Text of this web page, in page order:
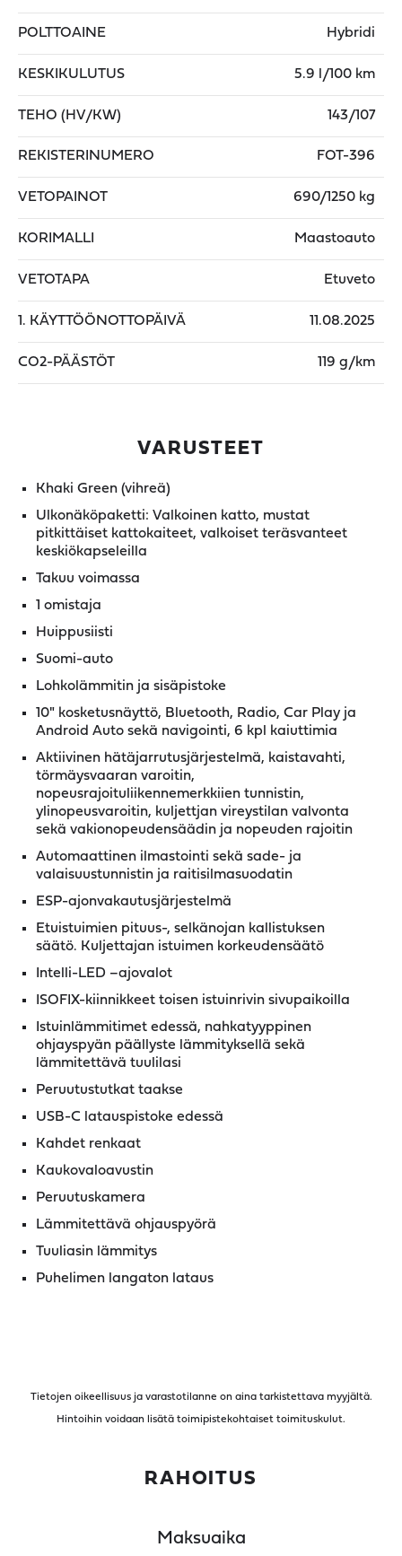
POLTTOAINE Hybridi
KESKIKULUTUS 5.9 l/100 km
TEHO (HV/KW) 143/107
REKISTERINUMERO FOT-396
VETOPAINOT 690/1250 kg
KORIMALLI Maastoauto
VETOTAPA Etuveto
1. KÄYTTÖÖNOTTOPÄIVÄ 11.08.2025
CO2-PÄÄSTÖT 119 g/km
VARUSTEET
Khaki Green (vihreä)
Ulkonäköpaketti: Valkoinen katto, mustat
pitkittäiset kattokaiteet, valkoiset teräsvanteet
keskiökapseleilla
Takuu voimassa
1 omistaja
Huippusiisti
Suomi-auto
Lohkolämmitin ja sisäpistoke
10" kosketusnäyttö, Bluetooth, Radio, Car Play ja
Android Auto sekä navigointi, 6 kpl kaiuttimia
Aktiivinen hätäjarrutusjärjestelmä, kaistavahti,
törmäysvaaran varoitin,
nopeusrajoituliikennemerkkiien tunnistin,
ylinopeusvaroitin, kuljettjan vireystilan valvonta
sekä vakionopeudensäädin ja nopeuden rajoitin
Automaattinen ilmastointi sekä sade- ja
valaisuustunnistin ja raitisilmasuodatin
ESP-ajonvakautusjärjestelmä
Etuistuimien pituus-, selkänojan kallistuksen
säätö. Kuljettajan istuimen korkeudensäätö
Intelli-LED –ajovalot
ISOFIX-kiinnikkeet toisen istuinrivin sivupaikoilla
Istuinlämmitimet edessä, nahkatyyppinen
ohjayspyän päällyste lämmityksellä sekä
lämmitettävä tuulilasi
Peruutustutkat taakse
USB-C latauspistoke edessä
Kahdet renkaat
Kaukovaloavustin
Peruutuskamera
Lämmitettävä ohjauspyörä
Tuuliasin lämmitys
Puhelimen langaton lataus
Tietojen oikeellisuus ja varastotilanne on aina tarkistettava myyjältä.
Hintoihin voidaan lisätä toimipistekohtaiset toimituskulut.
RAHOITUS
Maksuaika